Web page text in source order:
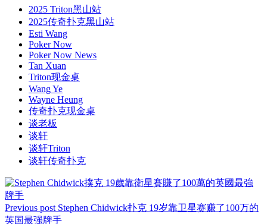
2025 Triton黑山站
2025传奇扑克黑山站
Esti Wang
Poker Now
Poker Now News
Tan Xuan
Triton现金桌
Wang Ye
Wayne Heung
传奇扑克现金桌
谈老板
谈轩
谈轩Triton
谈轩传奇扑克
Previous post Stephen Chidwick扑克 19岁靠卫星赛赚了100万的
英国最强牌手